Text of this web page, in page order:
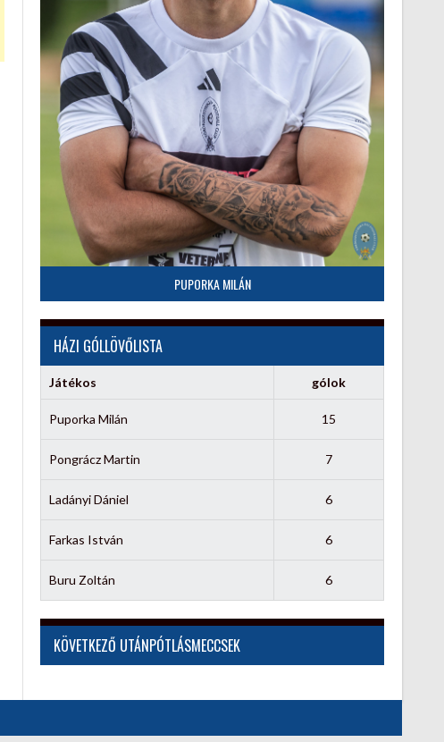
PUPORKA MILÁN
HÁZI GÓLLÖVŐLISTA
Játékos gólok
Puporka Milán 15
Pongrácz Martin 7
Ladányi Dániel 6
Farkas István 6
Buru Zoltán 6
KÖVETKEZŐ UTÁNPÓTLÁSMECCSEK